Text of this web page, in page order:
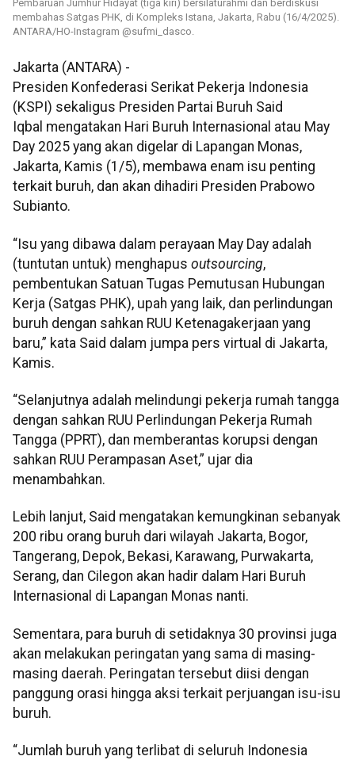
Pembaruan Jumhur Hidayat (tiga kiri) bersilaturahmi dan berdiskusi
membahas Satgas PHK, di Kompleks Istana, Jakarta, Rabu (16/4/2025).
ANTARA/HO-Instagram @sufmi_dasco.
Jakarta (ANTARA) -
Presiden Konfederasi Serikat Pekerja Indonesia
(KSPI) sekaligus Presiden Partai Buruh Said
Iqbal mengatakan Hari Buruh Internasional atau May
Day 2025 yang akan digelar di Lapangan Monas,
Jakarta, Kamis (1/5), membawa enam isu penting
terkait buruh, dan akan dihadiri Presiden Prabowo
Subianto.
“Isu yang dibawa dalam perayaan May Day adalah
(tuntutan untuk) menghapus outsourcing,
pembentukan Satuan Tugas Pemutusan Hubungan
Kerja (Satgas PHK), upah yang laik, dan perlindungan
buruh dengan sahkan RUU Ketenagakerjaan yang
baru,” kata Said dalam jumpa pers virtual di Jakarta,
Kamis.
“Selanjutnya adalah melindungi pekerja rumah tangga
dengan sahkan RUU Perlindungan Pekerja Rumah
Tangga (PPRT), dan memberantas korupsi dengan
sahkan RUU Perampasan Aset,” ujar dia
menambahkan.
Lebih lanjut, Said mengatakan kemungkinan sebanyak
200 ribu orang buruh dari wilayah Jakarta, Bogor,
Tangerang, Depok, Bekasi, Karawang, Purwakarta,
Serang, dan Cilegon akan hadir dalam Hari Buruh
Internasional di Lapangan Monas nanti.
Sementara, para buruh di setidaknya 30 provinsi juga
akan melakukan peringatan yang sama di masing-
masing daerah. Peringatan tersebut diisi dengan
panggung orasi hingga aksi terkait perjuangan isu-isu
buruh.
“Jumlah buruh yang terlibat di seluruh Indonesia